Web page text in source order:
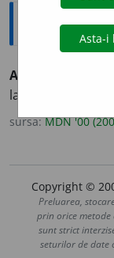
ANACARDIAC
lactescenți ori
sursa:MDN '00
Copyright ©
Preluarea,
prin orice metode
sunt strict
seturilor de date